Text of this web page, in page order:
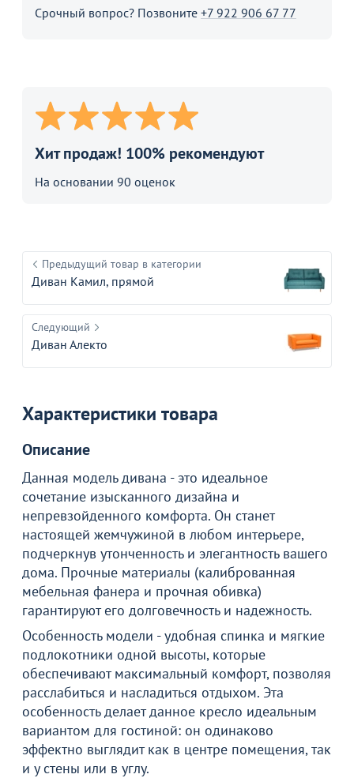
Срочный вопрос? Позвоните +7 922 906 67 77
Хит продаж! 100% рекомендуют
На основании 90 оценок
Предыдущий товар в категории
Диван Камил, прямой
Следующий
Диван Алекто
Характеристики товара
Описание
Данная модель дивана - это идеальное
сочетание изысканного дизайна и
непревзойденного комфорта. Он станет
настоящей жемчужиной в любом интерьере,
подчеркнув утонченность и элегантность вашего
дома. Прочные материалы (калиброванная
мебельная фанера и прочная обивка)
гарантируют его долговечность и надежность.
Особенность модели - удобная спинка и мягкие
подлокотники одной высоты, которые
обеспечивают максимальный комфорт, позволяя
расслабиться и насладиться отдыхом. Эта
особенность делает данное кресло идеальным
вариантом для гостиной: он одинаково
эффектно выглядит как в центре помещения, так
и у стены или в углу.